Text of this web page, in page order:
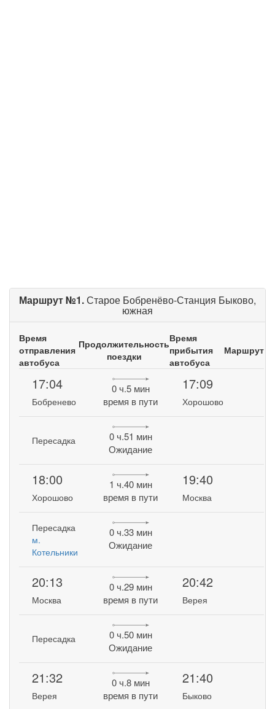
Маршрут №1.Старое Бобренёво-Станция Быково,
южная
Время
отправления
автобуса
Продолжительность
поездки
Время
прибытия
автобуса
Маршрут
17:04
Бобренево
0 ч.5 мин
время в пути
17:09
Хорошово
Пересадка
0 ч.51 мин
Ожидание
18:00
Хорошово
1 ч.40 мин
время в пути
19:40
Москва
Пересадка
м.
Котельники
0 ч.33 мин
Ожидание
20:13
Москва
0 ч.29 мин
время в пути
20:42
Верея
Пересадка
0 ч.50 мин
Ожидание
21:32
Верея
0 ч.8 мин
время в пути
21:40
Быково